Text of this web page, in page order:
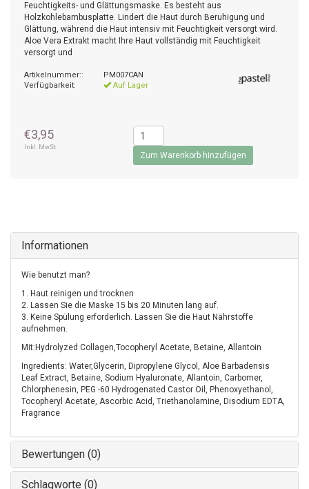
Feuchtigkeits- und Glättungsmaske. Es besteht aus
Holzkohlebambusplatte. Lindert die Haut durch Beruhigung und
Glättung, während die Haut intensiv mit Feuchtigkeit versorgt wird.
Aloe Vera Extrakt macht Ihre Haut vollständig mit Feuchtigkeit
versorgt und
Artikelnummer::
PM007CAN
Verfügbarkeit:
Auf Lager
€3,95
Inkl. MwSt.
Zum Warenkorb hinzufügen
Informationen
Wie benutzt man?
1. Haut reinigen und trocknen
2. Lassen Sie die Maske 15 bis 20 Minuten lang auf.
3. Keine Spülung erforderlich. Lassen Sie die Haut Nährstoffe
aufnehmen.
Mit:Hydrolyzed Collagen,Tocopheryl Acetate, Betaine, Allantoin
Ingredients: Water,Glycerin, Dipropylene Glycol, Aloe Barbadensis
Leaf Extract, Betaine, Sodium Hyaluronate, Allantoin, Carbomer,
Chlorphenesin, PEG -60 Hydrogenated Castor Oil, Phenoxyethanol,
Tocopheryl Acetate, Ascorbic Acid, Triethanolamine, Disodium EDTA,
Fragrance
Bewertungen (0)
Schlagworte (0)